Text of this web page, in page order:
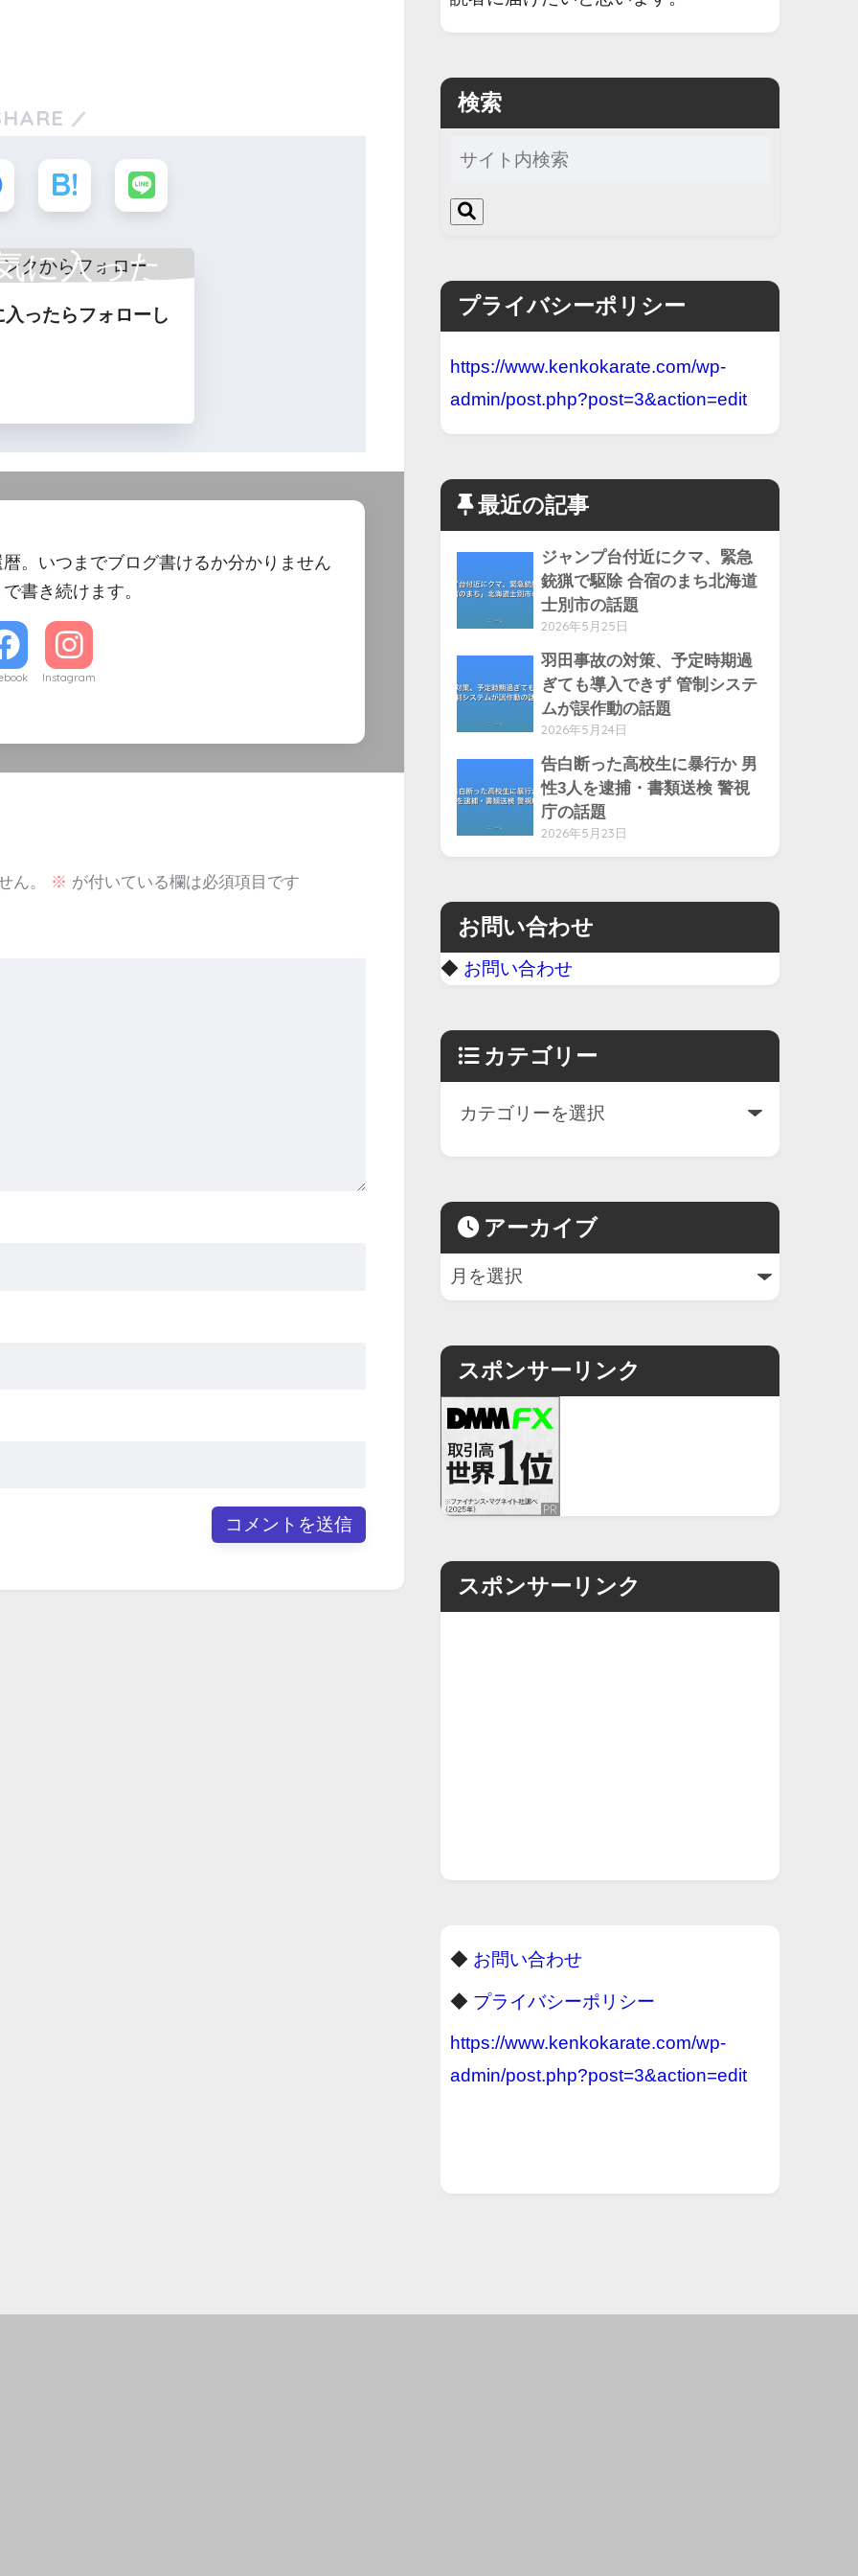
に入った
ォロー
ったらフォローし
暦。いつまでブログ書けるか分かりません
書き続けます。
Instagram
ん。 ※ が付いている欄は必須項目です
検索
プライバシーポリシー
https://www.kenkokarate.com/wp-
admin/post.php?post=3&action=edit
最近の記事
ジャンプ台付近にクマ、緊急
銃猟で駆除 合宿のまち北海道
士別市の話題
2026年5月25日
羽田事故の対策、予定時期過
ぎても導入できず 管制システ
ムが誤作動の話題
2026年5月24日
告白断った高校生に暴行か 男
性3人を逮捕・書類送検 警視
庁の話題
2026年5月23日
お問い合わせ
◆ お問い合わせ
カテゴリー
アーカイブ
スポンサーリンク
スポンサーリンク
◆ お問い合わせ
◆ プライバシーポリシー
https://www.kenkokarate.com/wp-
admin/post.php?post=3&action=edit